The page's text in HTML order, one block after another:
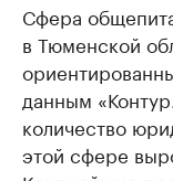
Сфера
в Тюменской
данным
количество
этой сфере